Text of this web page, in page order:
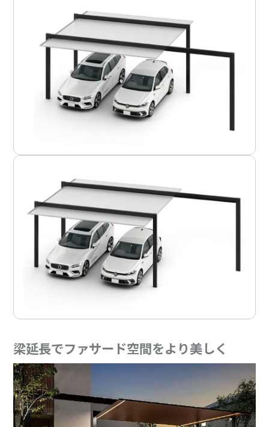
梁延長でファサード空間をより美しく